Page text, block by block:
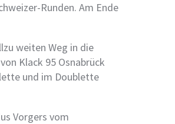
Runden. Am Ende
weiten Weg in die
Klack 95 Osnabrück
und im Doublette
Vorgers vom